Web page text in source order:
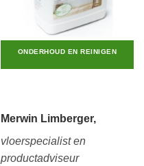
ONDERHOUD EN REINIGEN
Merwin Limberger,
vloerspecialist en
productadviseur